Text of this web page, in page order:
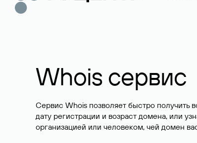
Whois сервис
Сервис Whois позволяет быстро
дату регистрации и возраст домена, или
организацией или человеком, чей домен